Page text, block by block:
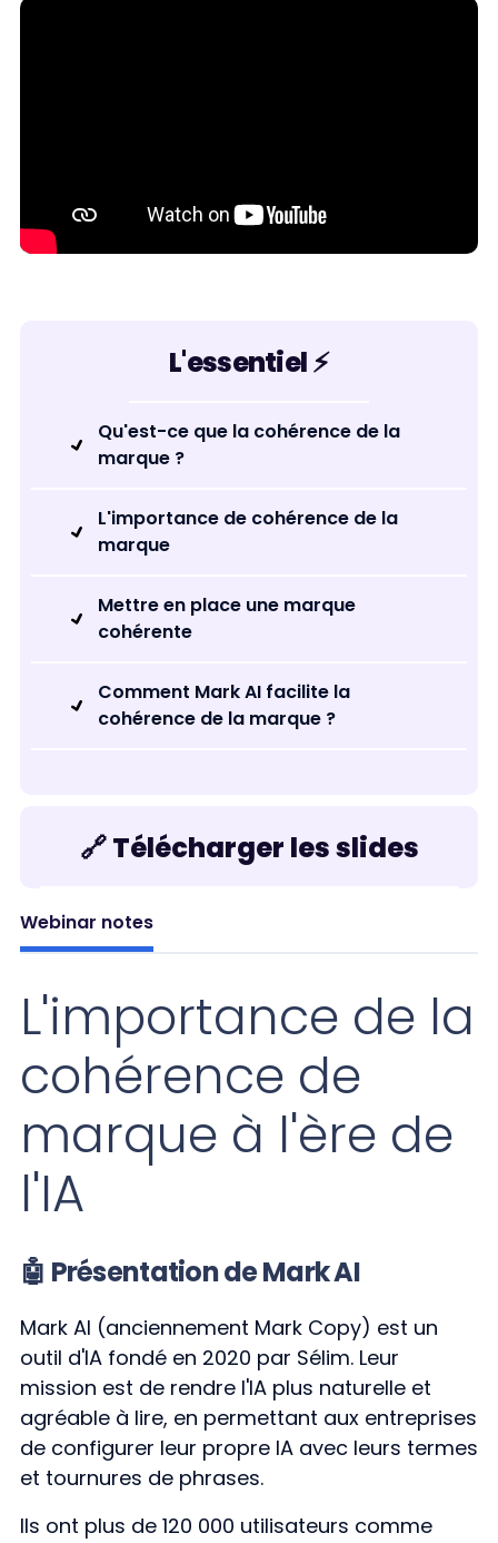
Webinar notes
L'importance de la
cohérence de
marque à l'ère de
l'IA
🤖 Présentation de Mark AI
Mark AI (anciennement Mark Copy) est un
outil d'IA fondé en 2020 par Sélim. Leur
mission est de rendre l'IA plus naturelle et
agréable à lire, en permettant aux entreprises
de configurer leur propre IA avec leurs termes
et tournures de phrases.
Ils ont plus de 120 000 utilisateurs comme
L'essentiel ⚡️
Qu'est-ce que la cohérence de la
marque ?
L'importance de cohérence de la
marque
Mettre en place une marque
cohérente
Comment Mark AI facilite la
cohérence de la marque ?
🔗 Télécharger les slides